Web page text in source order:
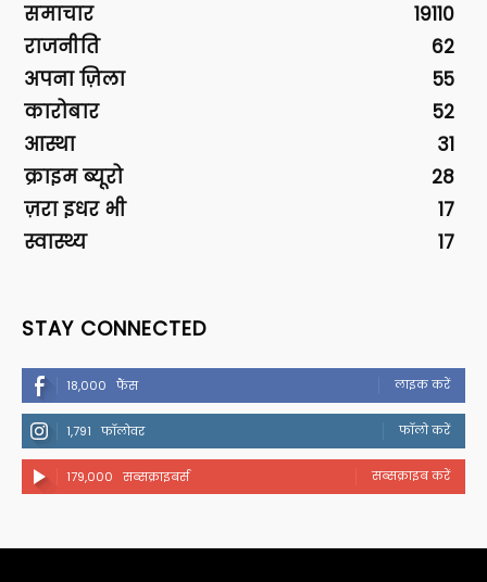
समाचार
19110
राजनीति
62
अपना ज़िला
55
कारोबार
52
आस्था
31
क्राइम ब्यूरो
28
ज़रा इधर भी
17
स्वास्थ्य
17
STAY CONNECTED
18,000 फैंस लाइक करें
1,791 फॉलोवर फॉलो करें
179,000 सब्सक्राइबर्स सब्सक्राइब करें